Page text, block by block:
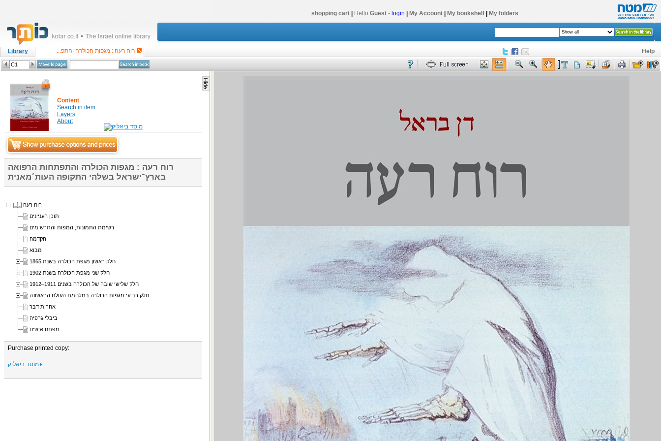
shopping cart Hello Guest - login My Account My bookshelf My folders
Library רוח רעה : מגפות הכולרה והתפ... Help
Content
Search in item
Layers
About
רוח רעה : מגפות הכולרה והתפתחות הרפואה
בארץ־ישראל בשלהי התקופה העות׳מאנית
רוח רעה
תוכן העניינים
רשימת התמונות, המפות והתרשימים
הקדמה
מבוא
חלק ראשון מגפת הכולרה בשנת 1865
חלק שני מגפת הכולרה בשנת 1902
חלק שלישי שובה של הכולרה בשנים 1911–1912
חלק רביעי מגפות הכולרה במלחמת העולם הראשונה
אחרית דבר
ביבליוגרפיה
מפתח אישים
Purchase printed copy: